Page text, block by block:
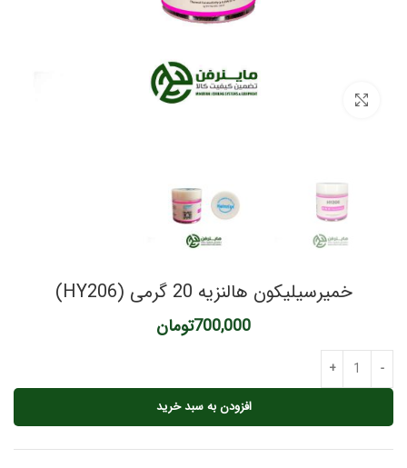
برای بزرگنمایی کلیک کنید
خمیرسیلیکون هالنزیه 20 گرمی (HY206)
700,000تومان
افزودن به سبد خرید